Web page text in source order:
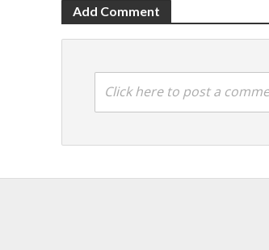
Add Comment
Click here to post a